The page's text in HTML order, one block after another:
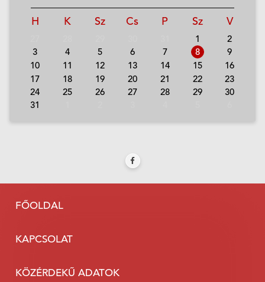
H K Sz Cs P Sz V
1
2
3
4 5 6 7 8
9
10
11 12 13 14 15
16
17
18 19 20 21 22
23
24
25 26 27 28 29
30
31
FŐOLDAL
KAPCSOLAT
KÖZÉRDEKŰ ADATOK